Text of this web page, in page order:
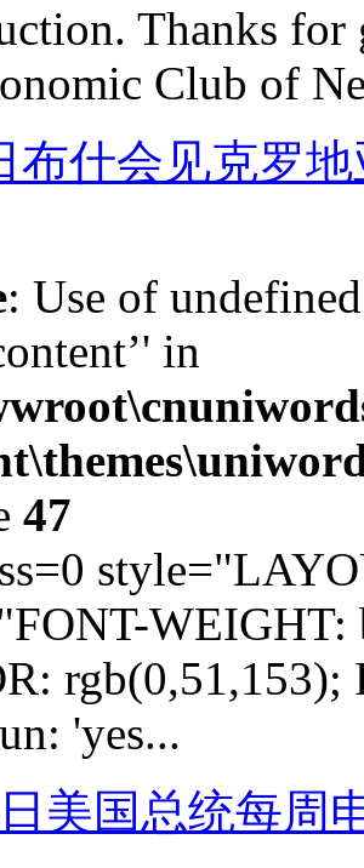
Thanks for
Club of
布什会见克罗
: Use of
in
47
'yes...
美国总统每周